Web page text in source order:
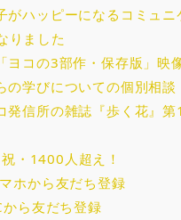
がハッピーになるコミュニ
りました
ヨコの3部作・保存版」映
の学びについての個別相談
発信所の雑誌『歩く花』
・1400人超え！
ホから友だち登録
から友だち登録